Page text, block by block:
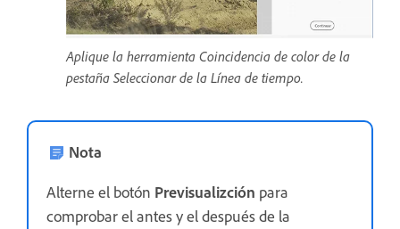
Aplique la herramienta Coincidencia de color de la
pestaña Seleccionar de la Línea de tiempo.
Nota
Alterne el botón Previsualizción para
comprobar el antes y el después de la